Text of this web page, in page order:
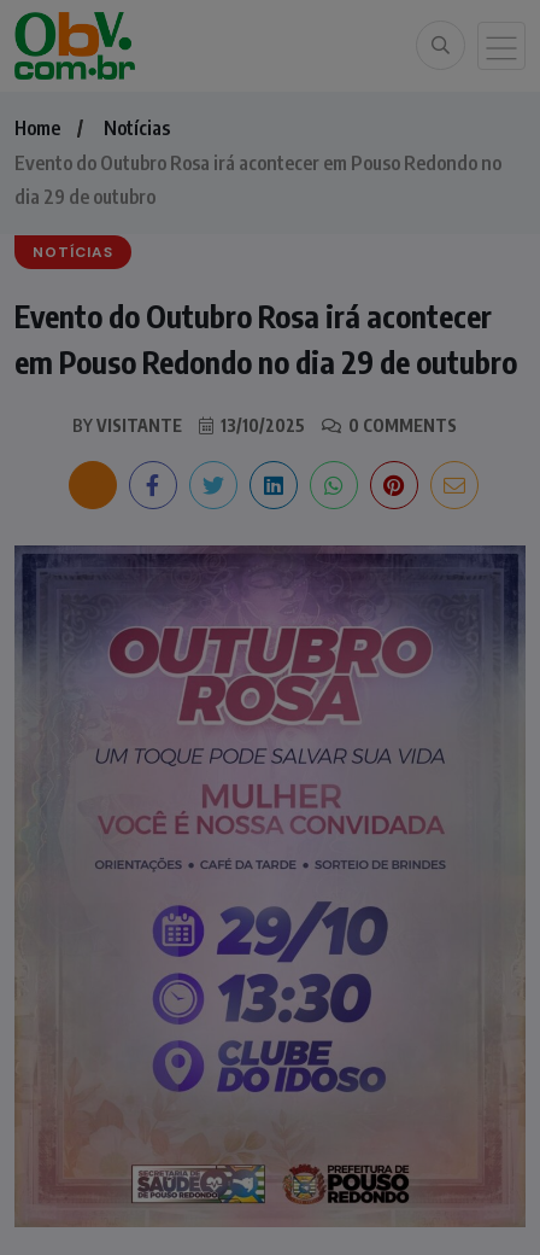
Home
Notícias
Evento do Outubro Rosa irá acontecer em Pouso Redondo no
dia 29 de outubro
NOTÍCIAS
Evento do Outubro Rosa irá acontecer
em Pouso Redondo no dia 29 de outubro
BYVISITANTE 13/10/2025 0 COMMENTS